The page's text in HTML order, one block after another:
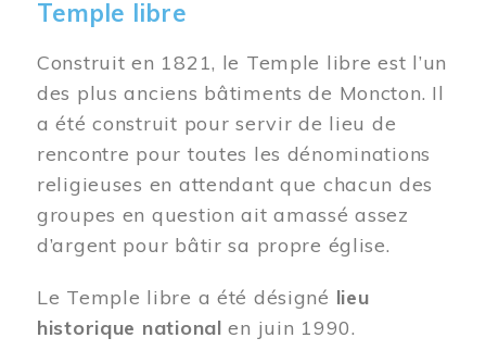
Temple libre
Construit en 1821, le Temple libre est l’un
des plus anciens bâtiments de Moncton. Il
a été construit pour servir de lieu de
rencontre pour toutes les dénominations
religieuses en attendant que chacun des
groupes en question ait amassé assez
d’argent pour bâtir sa propre église.
Le Temple libre a été désigné lieu
historique national en juin 1990.